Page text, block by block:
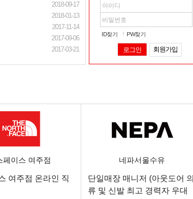
2018-09-17
2018-01-13
2017-11-14
2017-09-06
2017-03-21
ID찾기 PW찾기
회원가입
페이스 여주점
여주점 온라인 직
네파서울수유
단일매장 매니저 (아웃도어 의
류 및 신발 최고 경력자 우대